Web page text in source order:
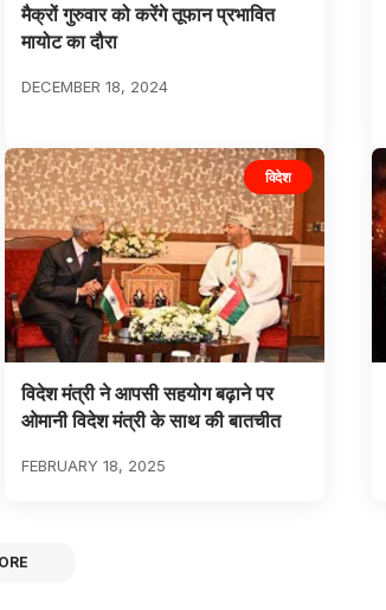
मैक्रों गुरुवार को करेंगे तूफान प्रभावित
मायोट का दौरा
DECEMBER 18, 2024
विदेश
विदेश मंत्री ने आपसी सहयोग बढ़ाने पर
ओमानी विदेश मंत्री के साथ की बातचीत
FEBRUARY 18, 2025